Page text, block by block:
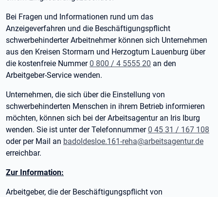
Bei Fragen und Informationen rund um das
Anzeigeverfahren und die Beschäftigungspflicht
schwerbehinderter Arbeitnehmer können sich Unternehmen
aus den Kreisen Stormarn und Herzogtum Lauenburg über
die kostenfreie Nummer 0 800 / 4 5555 20 an den
Arbeitgeber-Service wenden.
Unternehmen, die sich über die Einstellung von
schwerbehinderten Menschen in ihrem Betrieb informieren
möchten, können sich bei der Arbeitsagentur an Iris Iburg
wenden. Sie ist unter der Telefonnummer 0 45 31 / 167 108
oder per Mail an badoldesloe.161-reha@arbeitsagentur.de
erreichbar.
Zur Information:
Arbeitgeber, die der Beschäftigungspflicht von